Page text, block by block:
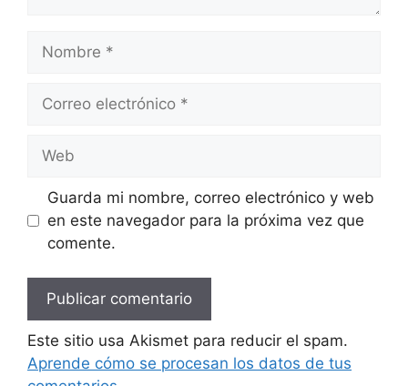
electrónico
Guarda mi nombre, correo electrónico y web
en este navegador para la próxima vez que
comente.
Este sitio usa Akismet para reducir el spam.
Aprende cómo se procesan los datos de tus